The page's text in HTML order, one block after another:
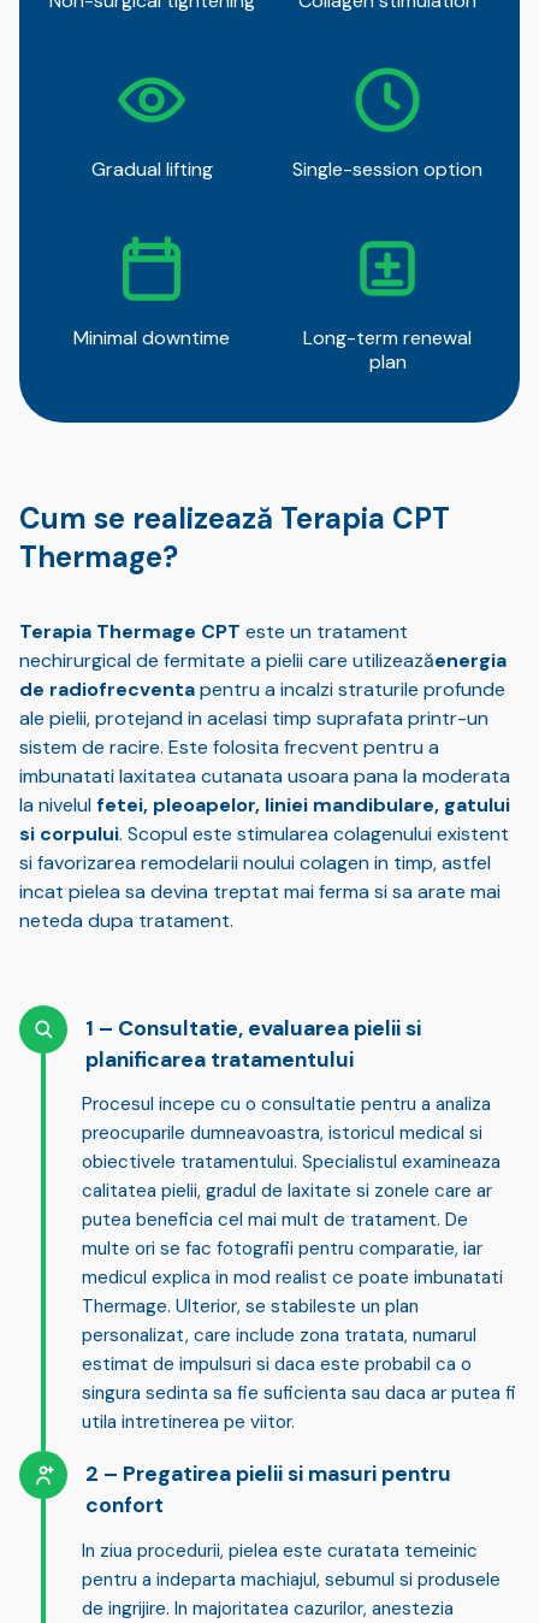
Gradual lifting Single-session option
Minimal downtime
Long-term renewal
plan
Cum se realizează Terapia CPT
Thermage?
Terapia Thermage CPT este un tratament
nechirurgical de fermitate a pielii care utilizeazăenergia
de radiofrecventapentru a incalzi straturile profunde
ale pielii, protejand in acelasi timp suprafata printr-un
sistem de racire. Este folosita frecvent pentru a
imbunatati laxitatea cutanata usoara pana la moderata
la nivelulfetei, pleoapelor, liniei mandibulare, gatului
si corpului. Scopul este stimularea colagenului existent
si favorizarea remodelarii noului colagen in timp, astfel
incat pielea sa devina treptat mai ferma si sa arate mai
neteda dupa tratament.
Consultatie, evaluarea pielii si
planificarea tratamentului
Procesul incepe cu o consultatie pentru a analiza
preocuparile dumneavoastra, istoricul medical si
obiectivele tratamentului. Specialistul examineaza
calitatea pielii, gradul de laxitate si zonele care ar
putea beneficia cel mai mult de tratament. De
multe ori se fac fotografii pentru comparatie, iar
medicul explica in mod realist ce poate imbunatati
Thermage. Ulterior, se stabileste un plan
personalizat, care include zona tratata, numarul
estimat de impulsuri si daca este probabil ca o
singura sedinta sa fie suficienta sau daca ar putea fi
utila intretinerea pe viitor.
Pregatirea pielii si masuri pentru
confort
In ziua procedurii, pielea este curatata temeinic
pentru a indeparta machiajul, sebumul si produsele
de ingrijire. In majoritatea cazurilor, anestezia